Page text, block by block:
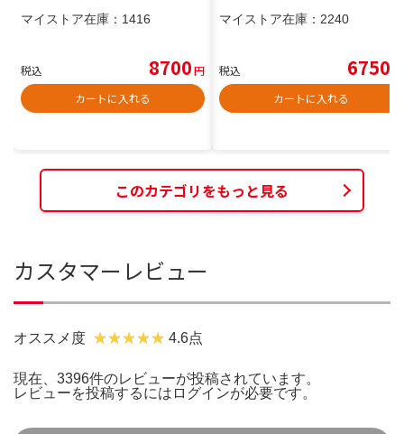
マイストア在庫： 1416
税込 8700円
カートに入れる
マイストア在庫： 2240
税込 6750
カートに入れる
このカテゴリをもっと見る
カスタマーレビュー
オススメ度 4.6点
現在、3396件のレビューが投稿されています。
レビューを投稿するには ログインが必要です。